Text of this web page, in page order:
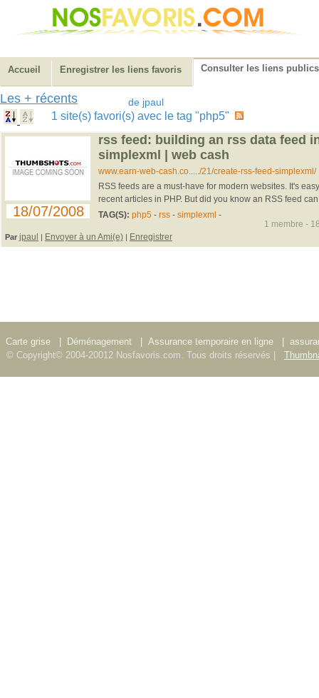
Accueil Enregistrer les liens favoris Consulter les liens publics
Les + récents de jpaul
1 site(s) favori(s) avec le tag "php5"
18/07/2008
rss feed: building an rss data feed
simplexml | web cash
www.earn-web-cash.co...../21/create-rss-feed-simplexml/
RSS feeds are a must-have for modern websites. It's
recent articles in PHP. But did you know an RSS feed
TAG(S): php5 - rss - simplexml -
Par jpaul | Envoyer à un Ami(e) | Enregistrer
1 membre -
Carte grise Déménagement Assurance temporaire en ligne
© Copyright© 2004-20012 Nosfavoris.com. Tous droits réservés |